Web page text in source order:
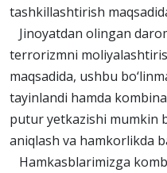
tashkillashtirish
Jinoyatdan olingan
terrorizmni
maqsadida, ushbu
tayinlandi hamda
putur yetkazishi mumkin
aniqlash va hamkorlikda
Hamkasblarimizga